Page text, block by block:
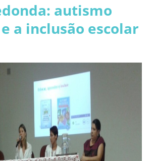
autismo
a inclusão escolar